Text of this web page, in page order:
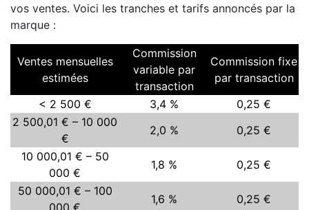
vos ventes. Voici les tranches et tarifs annoncés par la
marque :
Ventes mensuelles
estimées
Commission
variable par
transaction
Commission fixe
par transaction
< 2 500 €
3,4 %
0,25 €
2 500,01 € – 10 000
€
2,0 %
0,25 €
10 000,01 € – 50
000 €
1,8 %
0,25 €
50 000,01 € – 100
1,6 % 0,25 €